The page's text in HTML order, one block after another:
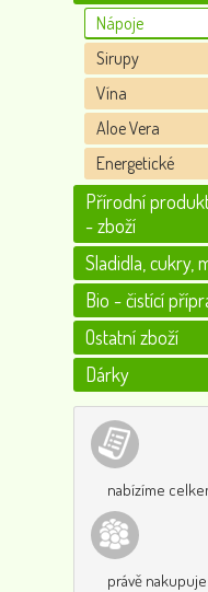
Nápoje
Sirupy
Vína
Aloe Vera
Energetické
Přírodní
- zboží
Sladidla, cukry,
Bio - čistící
Ostatní zboží
Dárky
nabízíme
právě